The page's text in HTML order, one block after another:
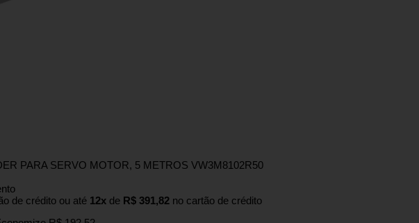
PARA SERVO MOTOR, 5 METROS VW3M8102R50
de crédito ou até 12x de R$ 391,82 no cartão de crédito